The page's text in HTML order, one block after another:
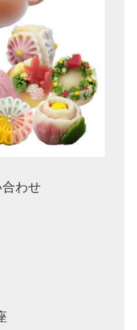
わせ